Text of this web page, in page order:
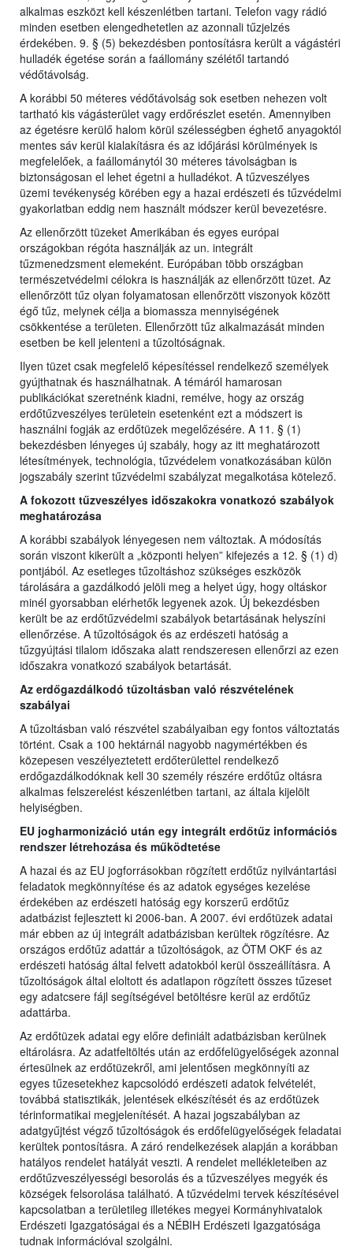
alkalmas eszközt kell készenlétben tartani. Telefon vagy rádió
minden esetben elengedhetetlen az azonnali tűzjelzés
érdekében. 9. § (5) bekezdésben pontosításra került a vágástéri
hulladék égetése során a faállomány szélétől tartandó
védőtávolság.
A korábbi 50 méteres védőtávolság sok esetben nehezen volt
tartható kis vágásterület vagy erdőrészlet esetén. Amennyiben
az égetésre kerülő halom körül szélességben éghető anyagoktól
mentes sáv kerül kialakításra és az időjárási körülmények is
megfelelőek, a faállománytól 30 méteres távolságban is
biztonságosan el lehet égetni a hulladékot. A tűzveszélyes
üzemi tevékenység körében egy a hazai erdészeti és tűzvédelmi
gyakorlatban eddig nem használt módszer kerül bevezetésre.
Az ellenőrzött tüzeket Amerikában és egyes európai
országokban régóta használják az un. integrált
tűzmenedzsment elemeként. Európában több országban
természetvédelmi célokra is használják az ellenőrzött tüzet. Az
ellenőrzött tűz olyan folyamatosan ellenőrzött viszonyok között
égő tűz, melynek célja a biomassza mennyiségének
csökkentése a területen. Ellenőrzött tűz alkalmazását minden
esetben be kell jelenteni a tűzoltóságnak.
Ilyen tüzet csak megfelelő képesítéssel rendelkező személyek
gyújthatnak és használhatnak. A témáról hamarosan
publikációkat szeretnénk kiadni, remélve, hogy az ország
erdőtűzveszélyes területein esetenként ezt a módszert is
használni fogják az erdőtüzek megelőzésére. A 11. § (1)
bekezdésben lényeges új szabály, hogy az itt meghatározott
létesítmények, technológia, tűzvédelem vonatkozásában külön
jogszabály szerint tűzvédelmi szabályzat megalkotása kötelező.
A fokozott tűzveszélyes időszakokra vonatkozó szabályok
meghatározása
A korábbi szabályok lényegesen nem változtak. A módosítás
során viszont kikerült a „központi helyen” kifejezés a 12. § (1) d)
pontjából. Az esetleges tűzoltáshoz szükséges eszközök
tárolására a gazdálkodó jelöli meg a helyet úgy, hogy oltáskor
minél gyorsabban elérhetők legyenek azok. Új bekezdésben
került be az erdőtűzvédelmi szabályok betartásának helyszíni
ellenőrzése. A tűzoltóságok és az erdészeti hatóság a
tűzgyújtási tilalom időszaka alatt rendszeresen ellenőrzi az ezen
időszakra vonatkozó szabályok betartását.
Az erdőgazdálkodó tűzoltásban való részvételének
szabályai
A tűzoltásban való részvétel szabályaiban egy fontos változtatás
történt. Csak a 100 hektárnál nagyobb nagymértékben és
közepesen veszélyeztetett erdőterülettel rendelkező
erdőgazdálkodóknak kell 30 személy részére erdőtűz oltásra
alkalmas felszerelést készenlétben tartani, az általa kijelölt
helyiségben.
EU jogharmonizáció után egy integrált erdőtűz információs
rendszer létrehozása és működtetése
A hazai és az EU jogforrásokban rögzített erdőtűz nyilvántartási
feladatok megkönnyítése és az adatok egységes kezelése
érdekében az erdészeti hatóság egy korszerű erdőtűz
adatbázist fejlesztett ki 2006-ban. A 2007. évi erdőtüzek adatai
már ebben az új integrált adatbázisban kerültek rögzítésre. Az
országos erdőtűz adattár a tűzoltóságok, az ÖTM OKF és az
erdészeti hatóság által felvett adatokból kerül összeállításra. A
tűzoltóságok által eloltott és adatlapon rögzített összes tűzeset
egy adatcsere fájl segítségével betöltésre kerül az erdőtűz
adattárba.
Az erdőtüzek adatai egy előre definiált adatbázisban kerülnek
eltárolásra. Az adatfeltöltés után az erdőfelügyelőségek azonnal
értesülnek az erdőtüzekről, ami jelentősen megkönnyíti az
egyes tűzesetekhez kapcsolódó erdészeti adatok felvételét,
továbbá statisztikák, jelentések elkészítését és az erdőtüzek
térinformatikai megjelenítését. A hazai jogszabályban az
adatgyűjtést végző tűzoltóságok és erdőfelügyelőségek feladatai
kerültek pontosításra. A záró rendelkezések alapján a korábban
hatályos rendelet hatályát veszti. A rendelet mellékleteiben az
erdőtűzveszélyességi besorolás és a tűzveszélyes megyék és
községek felsorolása található. A tűzvédelmi tervek készítésével
kapcsolatban a területileg illetékes megyei Kormányhivatalok
Erdészeti Igazgatóságai és a NÉBIH Erdészeti Igazgatósága
tudnak információval szolgálni.